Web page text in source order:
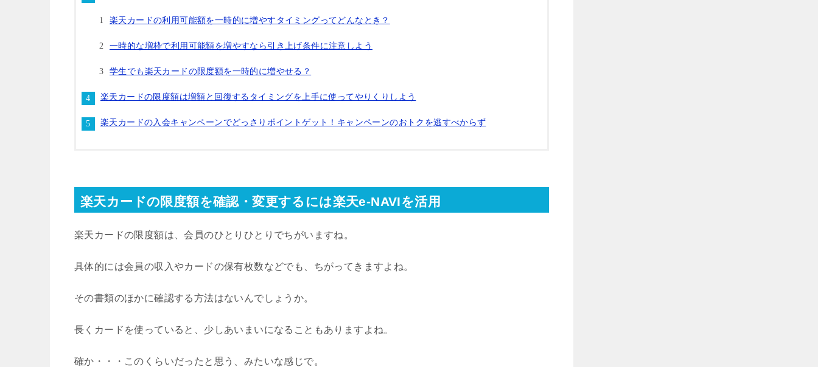
楽天カードの利用可能額を一時的に増やすタイミングってどんなとき？
一時的な増枠で利用可能額を増やすなら引き上げ条件に注意しよう
学生でも楽天カードの限度額を一時的に増やせる？
楽天カードの限度額は増額と回復するタイミングを上手に使ってやりくりしよう
楽天カードの入会キャンペーンでどっさりポイントゲット！キャンペーンのおトクを逃すべからず
楽天カードの限度額を確認・変更するには楽天e-NAVIを活用
楽天カードの限度額は、会員のひとりひとりでちがいますね。
具体的には会員の収入やカードの保有枚数などでも、ちがってきますよね。
その書類のほかに確認する方法はないんでしょうか。
長くカードを使っていると、少しあいまいになることもありますよね。
確か・・・このくらいだったと思う、みたいな感じで。